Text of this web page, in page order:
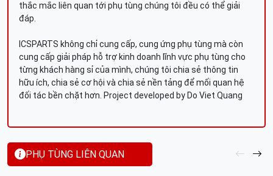
thắc mắc liên quan tới phụ tùng chúng tôi đều có thể giải
đáp.
ICSPARTS không chỉ cung cấp, cung ứng phụ tùng mà còn
cung cấp giải pháp hỗ trợ kinh doanh lĩnh vực phụ tùng cho
từng khách hàng sỉ của mình, chúng tôi chia sẻ thông tin
hữu ích, chia sẻ cơ hội và chia sẻ nền tảng để mối quan hệ
đối tác bền chặt hơn. Project developed by Do Viet Quang
PHỤ TÙNG LIÊN QUAN